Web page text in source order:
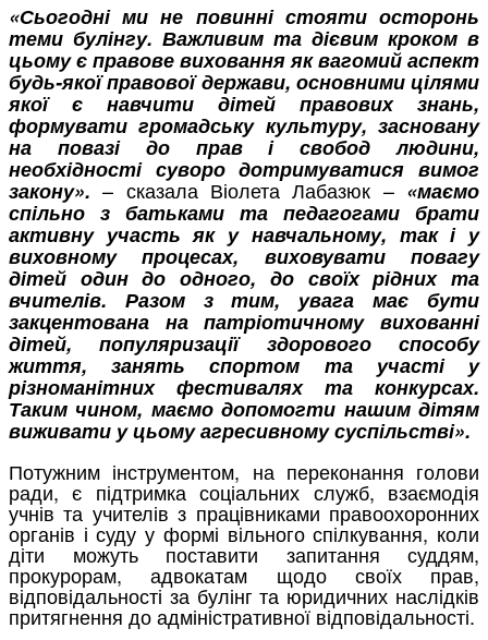
«Сьогодні ми не повинні стояти осторонь
теми булінгу. Важливим та дієвим кроком в
цьому є правове виховання як вагомий аспект
будь-якої правової держави, основними цілями
якої є навчити дітей правових знань,
формувати громадську культуру, засновану
на повазі до прав і свобод людини,
необхідності суворо дотримуватися вимог
закону».– сказала Віолета Лабазюк – «маємо
спільно з батьками та педагогами брати
активну участь як у навчальному, так і у
виховному процесах, виховувати повагу
дітей один до одного, до своїх рідних та
вчителів. Разом з тим, увага має бути
закцентована на патріотичному вихованні
дітей, популяризації здорового способу
життя, занять спортом та участі у
різноманітних фестивалях та конкурсах.
Таким чином, маємо допомогти нашим дітям
виживати у цьому агресивному суспільстві».
Потужним інструментом, на переконання голови
ради, є підтримка соціальних служб, взаємодія
учнів та учителів з працівниками правоохоронних
органів і суду у формі вільного спілкування, коли
діти можуть поставити запитання суддям,
прокурорам, адвокатам щодо своїх прав,
відповідальності за булінг та юридичних наслідків
притягнення до адміністративної відповідальності.